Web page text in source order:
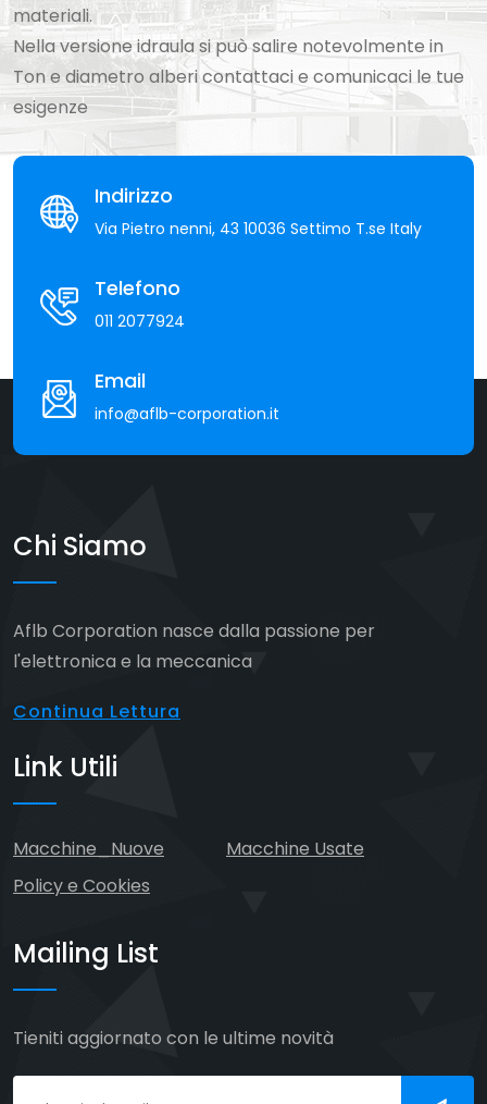
materiali.
Nella versione idraula si può salire notevolmente in
Ton e diametro alberi contattaci e comunicaci le tue
esigenze
Indirizzo
Via Pietro nenni, 43 10036 Settimo T.se Italy
Telefono
011 2077924
Email
info@aflb-corporation.it
Chi Siamo
Aflb Corporation nasce dalla passione per
l'elettronica e la meccanica
Continua Lettura
Link Utili
Macchine_Nuove
Macchine Usate
Policy e Cookies
Mailing List
Tieniti aggiornato con le ultime novità